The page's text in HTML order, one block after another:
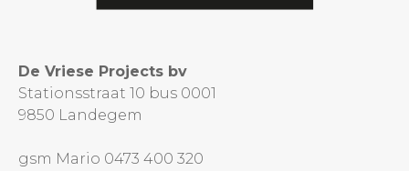
De Vriese Projects bv
Stationsstraat 10 bus 0001
9850 Landegem
gsm Mario 0473 400 320